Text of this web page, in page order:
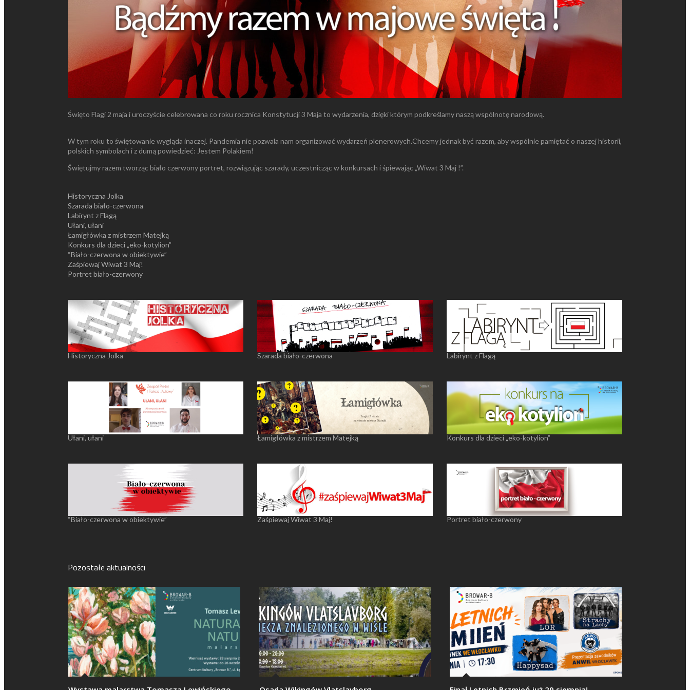
Święto Flagi 2 maja i uroczyście celebrowana co roku rocznica Konstytucji 3 Maja to wydarzenia, dzięki którym podkreślamy naszą wspólnotę narodową.
W tym roku to świętowanie wygląda inaczej. Pandemia nie pozwala nam organizować wydarzeń plenerowych.Chcemy jednak być razem, aby wspólnie pamiętać o naszej historii,
polskich symbolach i z dumą powiedzieć: Jestem Polakiem!
Świętujmy razem tworząc biało czerwony portret, rozwiązując szarady, uczestnicząc w konkursach i śpiewając „Wiwat 3 Maj !”.
Historyczna Jolka
Szarada biało-czerwona
Labirynt z Flagą
Ułani, ułani
Łamigłówka z mistrzem Matejką
Konkurs dla dzieci „eko-kotylion”
“Biało-czerwona w obiektywie”
Zaśpiewaj Wiwat 3 Maj!
Portret biało-czerwony
Historyczna Jolka Szarada biało-czerwona Labirynt z Flagą
Ułani, ułani Łamigłówka z mistrzem Matejką Konkurs dla dzieci „eko-kotylion”
“Biało-czerwona w obiektywie” Zaśpiewaj Wiwat 3 Maj! Portret biało-czerwony
Pozostałe aktualności